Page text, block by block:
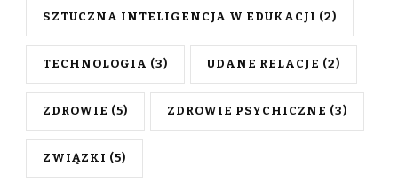
SZTUCZNA INTELIGENCJA W EDUKACJI (2)
TECHNOLOGIA (3) UDANE RELACJE (2)
ZDROWIE (5) ZDROWIE PSYCHICZNE (3)
ZWIĄZKI (5)